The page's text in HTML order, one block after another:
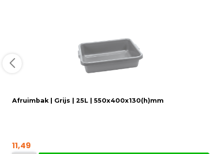
Afruimbak | Grijs | 25L | 550x400x130(h)mm
11,49